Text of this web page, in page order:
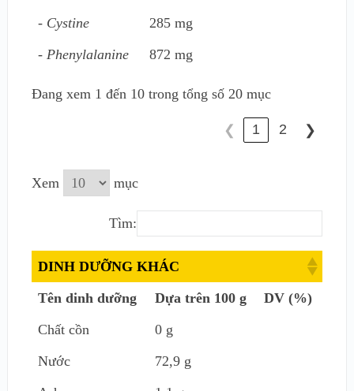
- Cystine
285 mg
- Phenylalanine
872 mg
Đang xem 1 đến 10 trong tổng số 20 mục
❮ 1 2 ❯
Xem mục
Tìm:
DINH DƯỠNG KHÁC
Tên dinh dưỡng
Dựa trên 100 g
DV (%)
Chất cồn
0 g
Nước
72,9 g